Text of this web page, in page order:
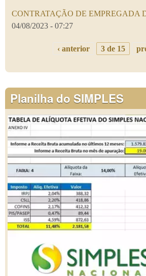
CONTRATAÇÃO DE EMPREGADA
04/08/2023 - 07:27
‹ anterior 3 de 15
Planilha do SIMPLES